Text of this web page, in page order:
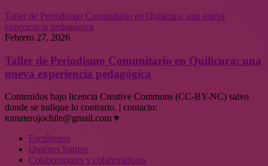
Taller de Periodismo Comunitario en Quilicura: una nueva
experiencia pedagógica
Febrero 27, 2026
Taller de Periodismo Comunitario en Quilicura: una
nueva experiencia pedagógica
Contenidos bajo licencia Creative Commons (CC-BY-NC) salvo
donde se indique lo contrario. | contacto:
tomaterojochile@gmail.com ♥
Escríbenos
Quiénes Somos
Colaboradores y colaboradoras